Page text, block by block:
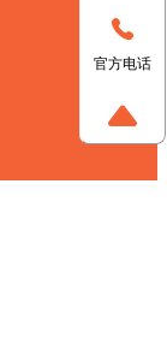
官方电话